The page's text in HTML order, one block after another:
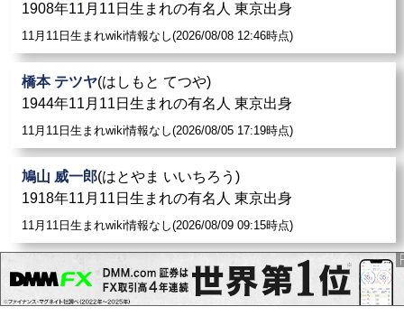
1908年11月11日生まれの有名人 東京出身
11月11日生まれwiki情報なし(2026/08/08 12:46時点)
橋本 テツヤ(はしもと てつや)
1944年11月11日生まれの有名人 東京出身
11月11日生まれwiki情報なし(2026/08/05 17:19時点)
鳩山 威一郎(はとやま いいちろう)
1918年11月11日生まれの有名人 東京出身
11月11日生まれwiki情報なし(2026/08/09 09:15時点)